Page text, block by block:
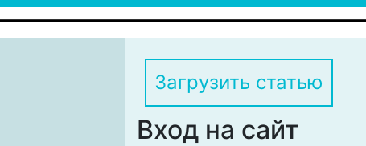
Загрузить статью
Вход на сайт